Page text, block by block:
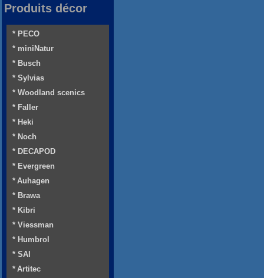
Produits décor
* PECO
* miniNatur
* Busch
* Sylvias
* Woodland scenics
* Faller
* Heki
* Noch
* DECAPOD
* Evergreen
* Auhagen
* Brawa
* Kibri
* Viessman
* Humbrol
* SAI
* Artitec